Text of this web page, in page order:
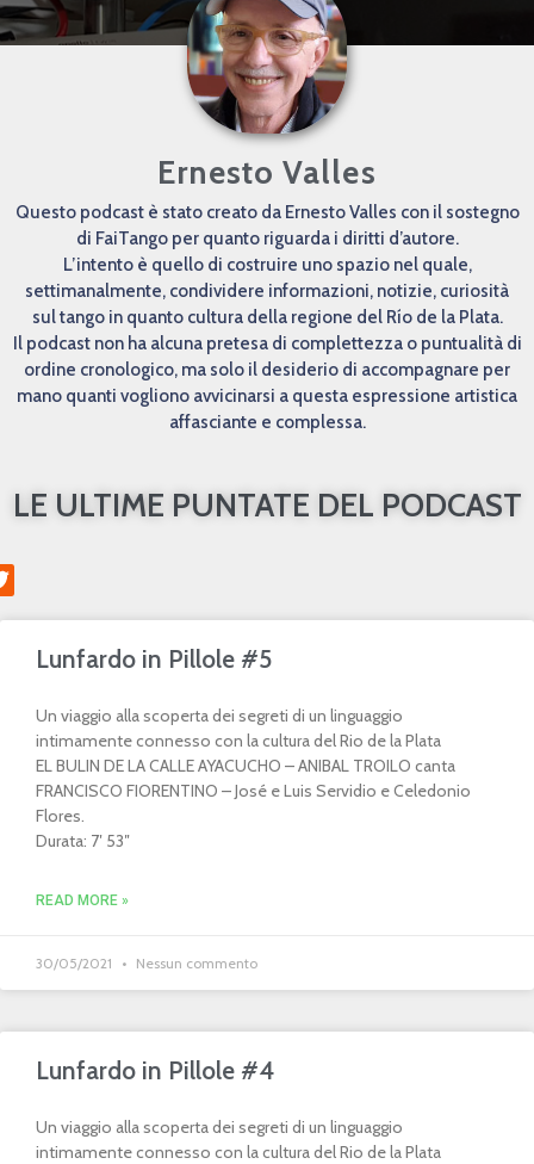
Ernesto Valles
Questo podcast è stato creato da Ernesto Valles con il sostegno
di FaiTango per quanto riguarda i diritti d’autore.
L’intento è quello di costruire uno spazio nel quale,
settimanalmente, condividere informazioni, notizie, curiosità
sul tango in quanto cultura della regione del Río de la Plata.
Il podcast non ha alcuna pretesa di complettezza o puntualità di
ordine cronologico, ma solo il desiderio di accompagnare per
mano quanti vogliono avvicinarsi a questa espressione artistica
affasciante e complessa.
LE ULTIME PUNTATE DEL PODCAST
Lunfardo in Pillole #5
Un viaggio alla scoperta dei segreti di un linguaggio
intimamente connesso con la cultura del Rio de la Plata
EL BULIN DE LA CALLE AYACUCHO – ANIBAL TROILO canta
FRANCISCO FIORENTINO – José e Luis Servidio e Celedonio
Flores.
Durata: 7′ 53″
READ MORE »
30/05/2021 Nessun commento
Lunfardo in Pillole #4
Un viaggio alla scoperta dei segreti di un linguaggio
intimamente connesso con la cultura del Rio de la Plata